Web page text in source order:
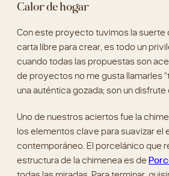
cuando todas las propuestas son
de proyectos no me gusta llamarles
una auténtica gozada; son un disfrute
Uno de nuestros aciertos fue la
los elementos clave para suavizar el
contemporáneo. El porcelánico que
estructura de la chimenea es de
todas las miradas. Para terminar,
rústico en la decoración lateral de la
troncos de madera que nos
con calor de hogar.